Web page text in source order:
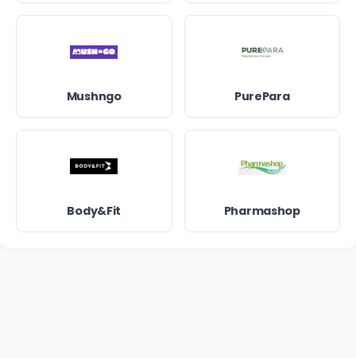
Mushngo PurePara
Body&Fit Pharmashop